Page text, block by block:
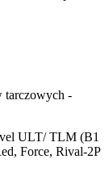
tarczowych -
ULT/ TLM (B1
Force, Rival-2P